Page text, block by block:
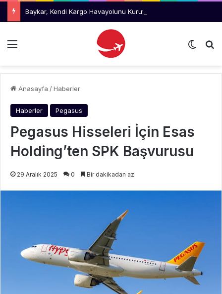
Baykar, Kendi Kargo Havayolunu Kuruyor
Menü Dış
Anasayfa /Haberler
Haberler Pegasus
Pegasus Hisseleri İçin Esas
Holding’ten SPK Başvurusu
29 Aralık 2025 0 Bir dakikadan az